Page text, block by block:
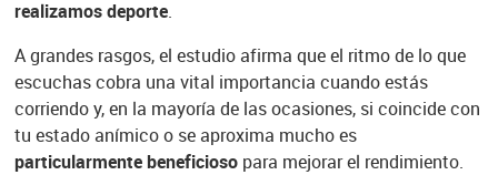
realizamos deporte.
A grandes rasgos, el estudio afirma que el ritmo de lo que
escuchas cobra una vital importancia cuando estás
corriendo y, en la mayoría de las ocasiones, si coincide con
tu estado anímico o se aproxima mucho es
particularmente beneficiosopara mejorar el rendimiento.